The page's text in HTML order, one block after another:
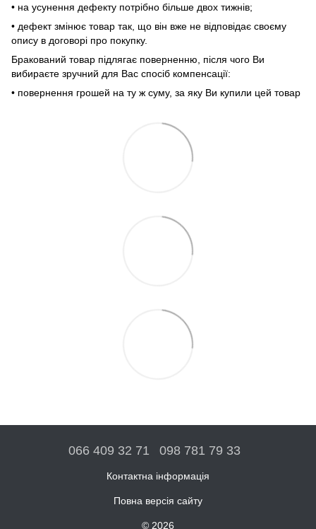
• на усунення дефекту потрібно більше двох тижнів;
• дефект змінює товар так, що він вже не відповідає своєму
опису в договорі про покупку.
Бракований товар підлягає поверненню, після чого Ви
вибираєте зручний для Вас спосіб компенсації:
• повернення грошей на ту ж суму, за яку Ви купили цей товар
066 409 32 71 098 781 79 33
Контактна інформація
Повна версія сайту
© 2026